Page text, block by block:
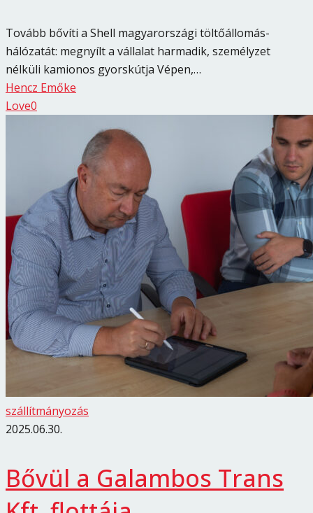
Tovább bővíti a Shell magyarországi töltőállomás-
hálózatát: megnyílt a vállalat harmadik, személyzet
nélküli kamionos gyorskútja Vépen,…
Hencz Emőke
Love0
szállítmányozás
2025.06.30.
Bővül a Galambos Trans